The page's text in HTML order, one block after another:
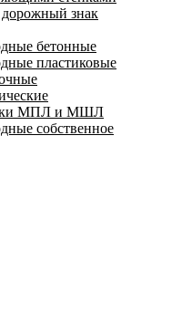
знак
бетонные
пластиковые
МПЛ и МШЛ
собственное